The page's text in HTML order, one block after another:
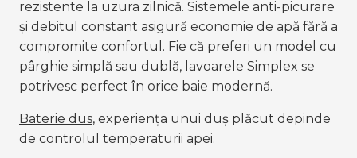
rezistente la uzura zilnică. Sistemele anti-picurare
și debitul constant asigură economie de apă fără a
compromite confortul. Fie că preferi un model cu
pârghie simplă sau dublă, lavoarele Simplex se
potrivesc perfect în orice baie modernă.
Baterie dus, experiența unui duș plăcut depinde
de controlul temperaturii apei.